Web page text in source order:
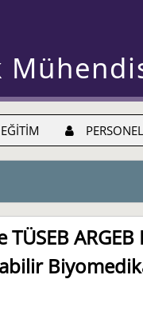
EĞİTİM PERSONEL
ARGEB